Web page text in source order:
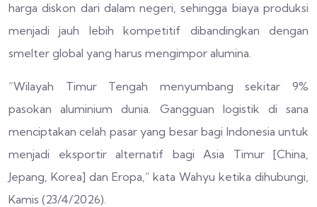
harga diskon dari dalam negeri, sehingga biaya produksi
menjadi jauh lebih kompetitif dibandingkan dengan
smelter global yang harus mengimpor alumina.
“Wilayah Timur Tengah menyumbang sekitar 9%
pasokan aluminium dunia. Gangguan logistik di sana
menciptakan celah pasar yang besar bagi Indonesia untuk
menjadi eksportir alternatif bagi Asia Timur [China,
Jepang, Korea] dan Eropa,” kata Wahyu ketika dihubungi,
Kamis (23/4/2026).